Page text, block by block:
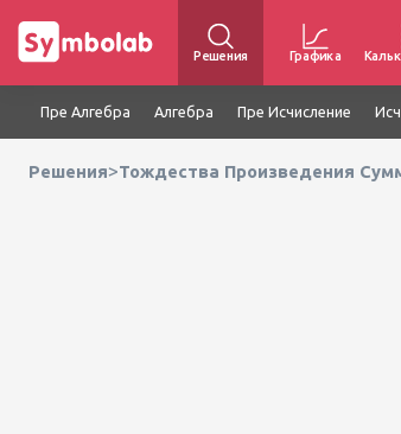
Решения Графика
Пре Алгебра Алгебра Пре Исчисление
Решения>Тождества Произведения